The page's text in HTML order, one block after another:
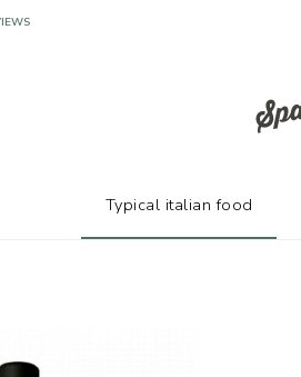
MANUFACTURERS
Typical italian food